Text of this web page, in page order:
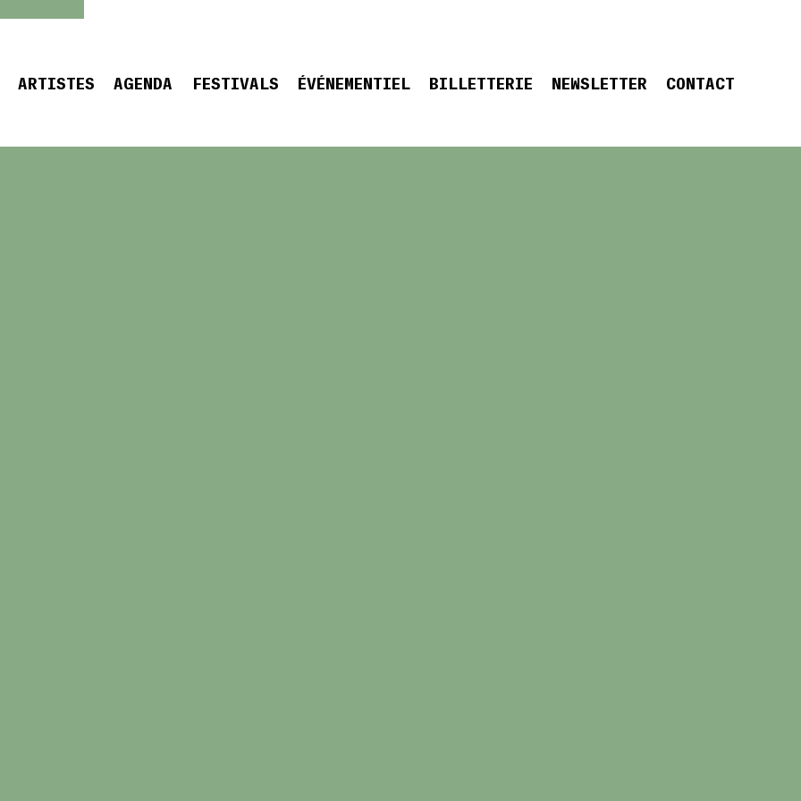
ARTISTES AGENDA FESTIVALS ÉVÉNEMENTIEL BILLETTERIE NEWSLETTER CONTACT